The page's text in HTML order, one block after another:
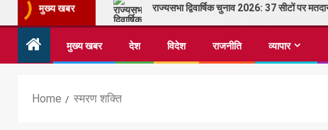
मुख्य खबर राज्यसभा द्विवार्षिक चुनाव 2026: 37 सीटों पर
मुख्य खबर देश विदेश राजनीति व्यापार
Home स्मरण शक्ति